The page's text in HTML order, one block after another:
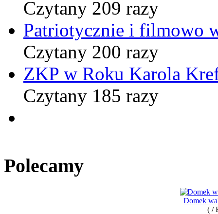
Czytany 209 razy
Patriotycznie i filmowo
Czytany 200 razy
ZKP w Roku Karola
Czytany 185 razy
Polecamy
Domek
( /